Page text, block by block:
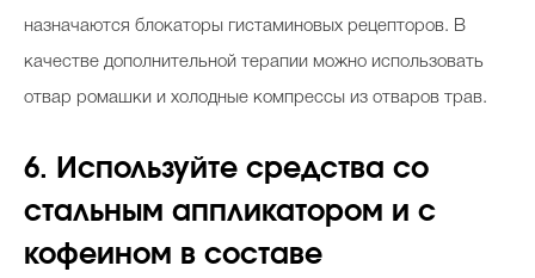
назначаются блокаторы гистаминовых рецепторов. В
качестве дополнительной терапии можно использовать
отвар ромашки и холодные компрессы из отваров трав.
6. Используйте средства со
стальным аппликатором и с
кофеином в составе